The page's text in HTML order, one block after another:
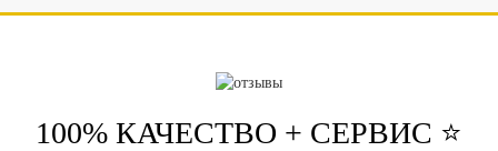
100% КАЧЕСТВО + СЕРВИС ⭐️